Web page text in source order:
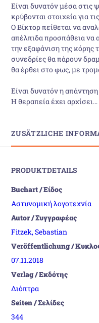
Είναι δυνατόν μέσα στις
κρύβονται στοιχεία για
O Βίκτορ πείθεται να
απέλπιδα προσπάθεια να
την εξαφάνιση της κόρης
συνεδρίες θα πάρουν
θα έρθει στο φως, με
Είναι δυνατόν η
Η θεραπεία έχει αρχίσει…
ZUSÄTZLICHE
PRODUKTDETAILS
Buchart / Είδος
Αστυνομική λογοτεχνία
Autor / Συγγραφέας
Fitzek, Sebastian
Veröffentlichung /
07.11.2018
Verlag / Εκδότης
Διόπτρα
Seiten / Σελίδες
344